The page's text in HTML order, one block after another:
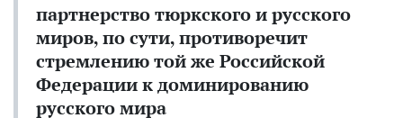
партнерство тюркского и русского
миров, по сути, противоречит
стремлению той же Российской
Федерации к доминированию
русского мира